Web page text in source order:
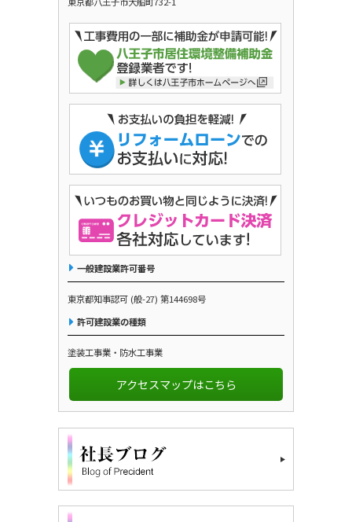
一般建設業許可番号
東京都知事認可 (般-27) 第144698号
許可建設業の種類
塗装工事業・防水工事業
アクセスマップはこちら